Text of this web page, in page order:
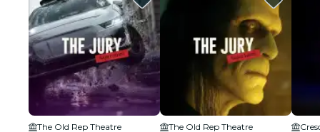
The Old Rep Theatre
The Old Rep Theatre